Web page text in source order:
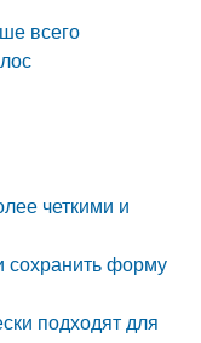
всего
четкими и
сохранить форму
подходят для